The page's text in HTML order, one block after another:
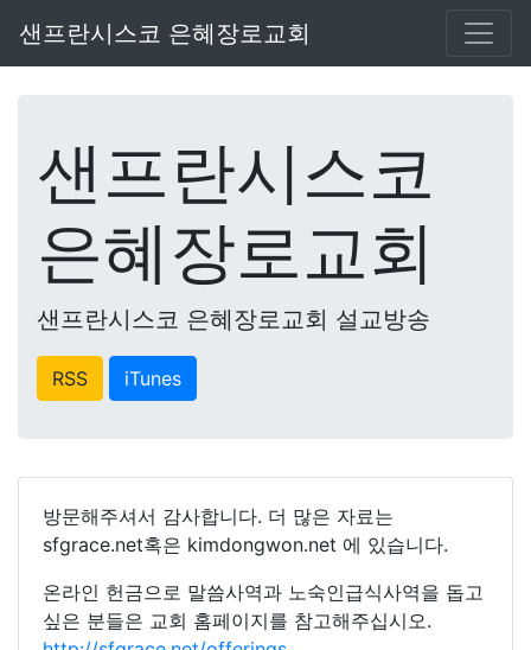
샌프란시스코 은혜장로교회
샌프란시스코
은혜장로교회
샌프란시스코 은혜장로교회 설교방송
RSS iTunes
방문해주셔서 감사합니다. 더 많은 자료는
sfgrace.net혹은 kimdongwon.net 에 있습니다.
온라인 헌금으로 말씀사역과 노숙인급식사역을 돕고
싶은 분들은 교회 홈페이지를 참고해주십시오.